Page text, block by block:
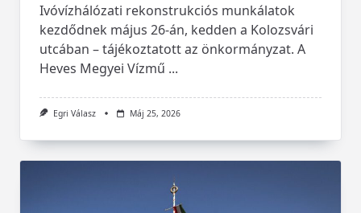
Ivóvízhálózati rekonstrukciós munkálatok
kezdődnek május 26-án, kedden a Kolozsvári
utcában – tájékoztatott az önkormányzat. A
Heves Megyei Vízmű ...
Egri Válasz Máj 25, 2026